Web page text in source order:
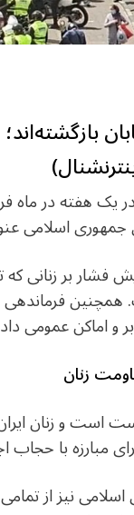
یک هفته در ماه
اسلامی
فشار بر
فرماندهی
و اماکن عمومی
زنان
است و زنان
مبارزه با حجاب
نیز از تمامی